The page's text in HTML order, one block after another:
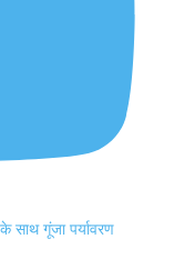
साथ गूंजा पर्यावरण